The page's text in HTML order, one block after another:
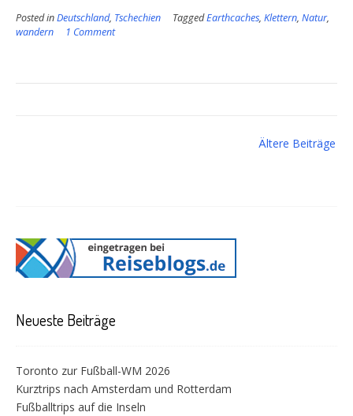
Posted inDeutschland, Tschechien TaggedEarthcaches, Klettern, Natur,
wandern
1 Comment
Ältere Beiträge
Neueste Beiträge
Toronto zur Fußball-WM 2026
Kurztrips nach Amsterdam und Rotterdam
Fußballtrips auf die Inseln